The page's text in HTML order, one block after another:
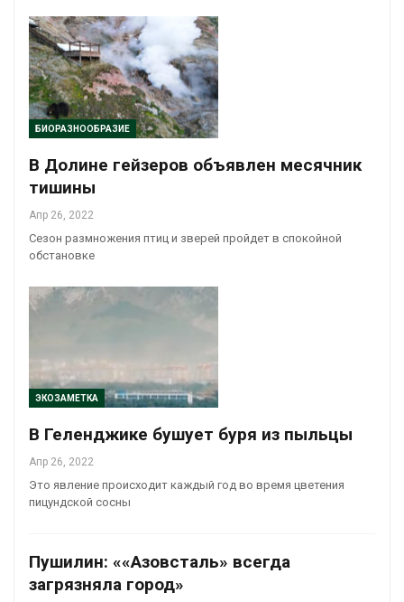
БИОРАЗНООБРАЗИЕ
В Долине гейзеров объявлен месячник
тишины
Апр 26, 2022
Сезон размножения птиц и зверей пройдет в спокойной
обстановке
ЭКОЗАМЕТКА
В Геленджике бушует буря из пыльцы
Апр 26, 2022
Это явление происходит каждый год во время цветения
пицундской сосны
Пушилин: ««Азовсталь» всегда
загрязняла город»